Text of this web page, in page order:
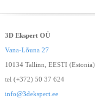
3D Ekspert OÜ
Vana-Lõuna 27
10134 Tallinn, EESTI (Estonia)
tel (+372) 50 37 624
info@3dekspert.ee